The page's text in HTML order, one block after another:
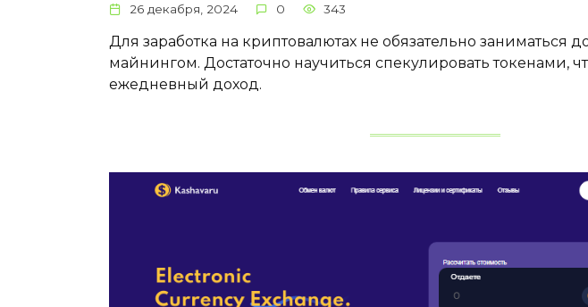
26 декабря, 2024 0 343
Для заработка на криптовалютах не обязательно заниматься
майнингом. Достаточно научиться спекулировать токенами,
ежедневный доход.